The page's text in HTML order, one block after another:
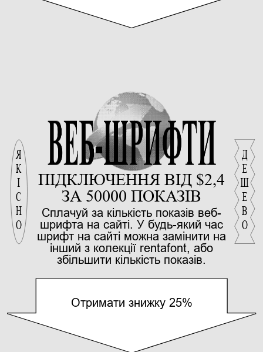
ЯКІСНО
ВЕБ-ШРИФТИ
ПІДКЛЮЧЕННЯ ВІД $2,4
ЗА 50000 ПОКАЗІВ
Сплачуй за кількість показів веб-
шрифта на сайті. У будь-який час
шрифт на сайті можна замінити на
інший з колекції rentafont, або
збільшити кількість показів.
ДЕШЕВО
Отримати знижку 25%